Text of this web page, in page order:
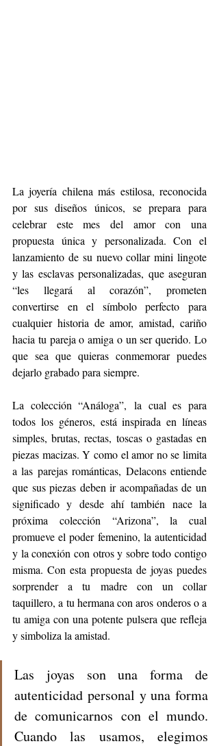
La joyería chilena más estilosa, reconocida
por sus diseños únicos, se prepara para
celebrar este mes del amor con una
propuesta única y personalizada. Con el
lanzamiento de su nuevo collar mini lingote
y las esclavas personalizadas, que aseguran
“les llegará al corazón”, prometen
convertirse en el símbolo perfecto para
cualquier historia de amor, amistad, cariño
hacia tu pareja o amiga o un ser querido. Lo
que sea que quieras conmemorar puedes
dejarlo grabado para siempre.
La colección “Análoga”, la cual es para
todos los géneros, está inspirada en líneas
simples, brutas, rectas, toscas o gastadas en
piezas macizas. Y como el amor no se limita
a las parejas románticas, Delacons entiende
que sus piezas deben ir acompañadas de un
significado y desde ahí también nace la
próxima colección “Arizona”, la cual
promueve el poder femenino, la autenticidad
y la conexión con otros y sobre todo contigo
misma. Con esta propuesta de joyas puedes
sorprender a tu madre con un collar
taquillero, a tu hermana con aros onderos o a
tu amiga con una potente pulsera que refleja
y simboliza la amistad.
Las joyas son una forma de
autenticidad personal y una forma
de comunicarnos con el mundo.
Cuando las usamos, elegimos